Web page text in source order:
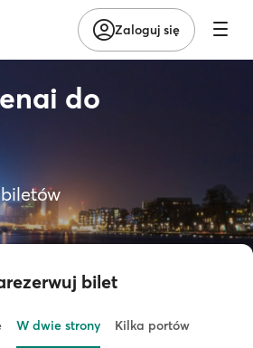
Zaloguj się
do
bilet
W dwie strony Kilka portów